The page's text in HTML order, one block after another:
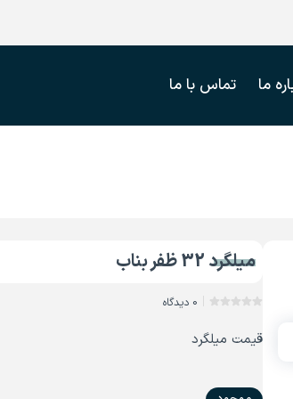
ما تماس با ما
میلگرد 32 ظفر بناب
0 دیدگاه
قیمت میلگرد